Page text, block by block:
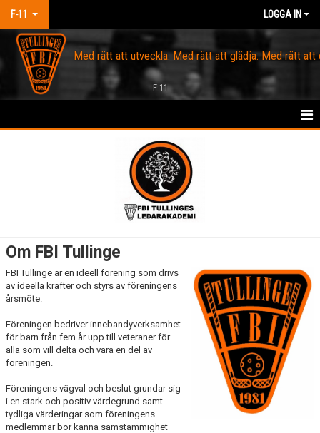
F-11 LOGGA IN
Med rätt att utveckla. Med rätt att glädja. Med rätt att
F-11
MARKNAD
PROFILKLÄDER
HITTA HALLARNA
SERIER
VIDEOS
Om FBI Tullinge
FBI Tullinge är en ideell förening som drivs
av ideella krafter och styrs av föreningens
årsmöte.
Föreningen bedriver innebandyverksamhet
för barn från fem år upp till veteraner för
alla som vill delta och vara en del av
föreningen.
Föreningens vägval och beslut grundar sig
i en stark och positiv värdegrund samt
tydliga värderingar som föreningens
medlemmar bör känna samstämmighet